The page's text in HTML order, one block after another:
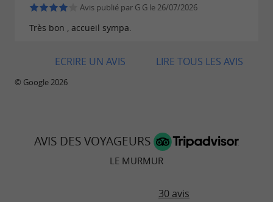
Avis publié par G G le 26/07/2026
Très bon , accueil sympa.
LIRE TOUS LES AVIS
ECRIRE UN AVIS
© Google 2026
AVIS DES VOYAGEURS
LE MURMUR
30 avis